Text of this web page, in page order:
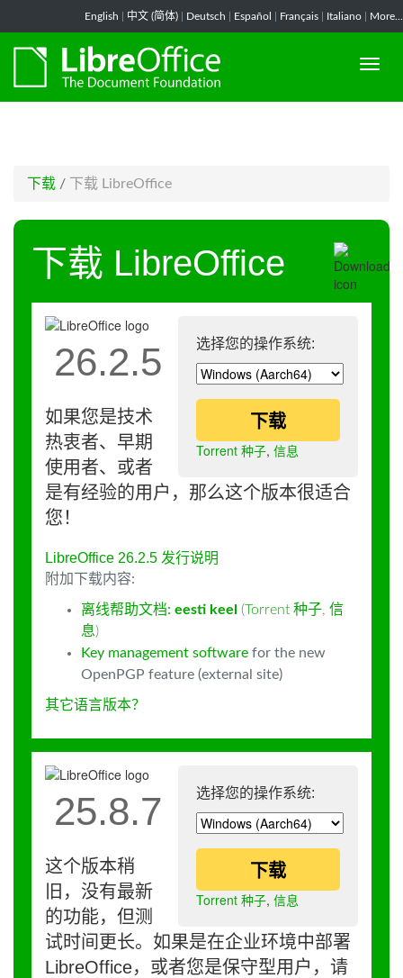
English 中文 (简体) Deutsch Español Français Italiano More...
下载 / 下载 LibreOffice
下载 LibreOffice
选择您的操作系统:
下载
Torrent 种子, 信息
26.2.5
如果您是技术
热衷者、早期
使用者、或者
是有经验的用户，那么这个版本很适合
您！
LibreOffice 26.2.5 发行说明
附加下载内容:
离线帮助文档: eesti keel (Torrent 种子, 信
息)
Key management software for the new
OpenPGP feature (external site)
其它语言版本？
选择您的操作系统:
下载
Torrent 种子, 信息
25.8.7
这个版本稍
旧，没有最新
的功能，但测
试时间更长。如果是在企业环境中部署
LibreOffice，或者您是保守型用户，请